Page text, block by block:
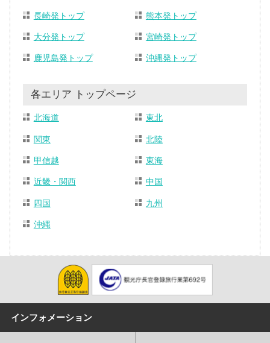
長崎発トップ 熊本発トップ
大分発トップ 宮崎発トップ
鹿児島発トップ 沖縄発トップ
各エリア トップページ
北海道 東北
関東 北陸
甲信越 東海
近畿・関西 中国
四国 九州
沖縄
インフォメーション